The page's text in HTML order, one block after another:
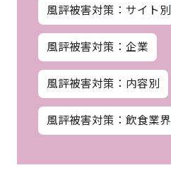
風評被害対策：サイト別
風評被害対策：企業
風評被害対策：内容別
風評被害対策：飲食業界